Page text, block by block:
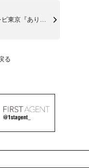
『ありえへん∞世界』4/22(...
る